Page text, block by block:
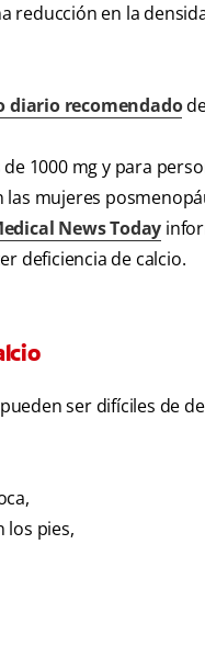
reducción en la
diario recomendado
1000 mg y para
mujeres
News Today
deficiencia de calcio.
ser difíciles de
los pies,